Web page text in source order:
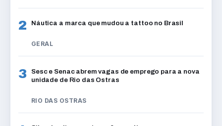
2 Náutica a marca que mudou a tattoo no Brasil
GERAL
3
Sesc e Senac abrem vagas de emprego para a nova
unidade de Rio das Ostras
RIO DAS OSTRAS